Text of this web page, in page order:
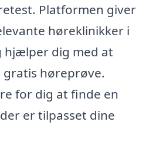
Platformen giver
høreklinikker i
hjælper dig med at
høreprøve.
for dig at finde en
er tilpasset dine